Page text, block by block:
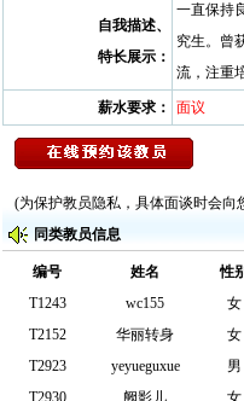
自我描述、
特长展示：
一直保持
究生。曾
流，注重
薪水要求： 面议
(为保护教员隐私，具体面谈时会向
同类教员信息
编号 姓名 性
T1243
wc155 女
T2152
华丽转身 女
T2923
yeyueguxue 男
T2930
阙影儿 女